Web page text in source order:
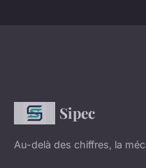
Sipec
Au-delà des chiffres, la